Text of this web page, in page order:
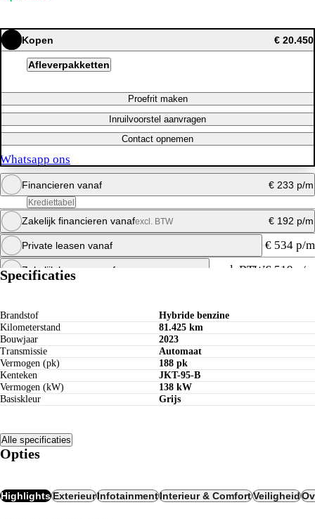
Kopen € 20.450
Afleverpakketten
Proefrit maken
Inruilvoorstel aanvragen
Contact opnemen
Whatsapp ons
Financieren vanaf € 233 p/m
Krediettabel
Maandbedrag berekenen
Whatsapp ons
Zakelijk financieren vanafexcl. BTW € 192 p/m
Maandbedrag berekenen
Whatsapp ons
Private leasen vanaf € 534 p/m
Maandbedrag berekenen
Zakelijk leasen vanaf excl. BTW€ 519 p/m
Whatsapp ons
Specificaties
Brandstof
Hybride benzine
Kilometerstand
81.425 km
Bouwjaar
2023
Transmissie
Automaat
Vermogen (pk)
188 pk
Kenteken
JKT-95-B
Vermogen (kW)
138 kW
Basiskleur
Grijs
Alle specificaties
Opties
HighlightsExterieurInfotainmentInterieur & ComfortVeiligheid